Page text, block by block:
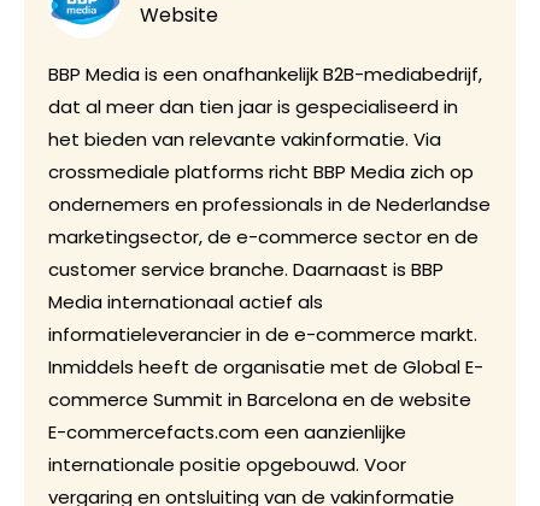
Website
BBP Media is een onafhankelijk B2B-mediabedrijf,
dat al meer dan tien jaar is gespecialiseerd in
het bieden van relevante vakinformatie. Via
crossmediale platforms richt BBP Media zich op
ondernemers en professionals in de Nederlandse
marketingsector, de e-commerce sector en de
customer service branche. Daarnaast is BBP
Media internationaal actief als
informatieleverancier in de e-commerce markt.
Inmiddels heeft de organisatie met de Global E-
commerce Summit in Barcelona en de website
E-commercefacts.com een aanzienlijke
internationale positie opgebouwd. Voor
vergaring en ontsluiting van de vakinformatie